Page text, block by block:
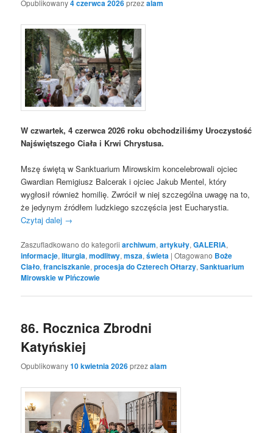
Opublikowany4 czerwca 2026przezalam
W czwartek, 4 czerwca 2026 roku obchodziliśmy Uroczystość
Najświętszego Ciała i Krwi Chrystusa.
Mszę świętą w Sanktuarium Mirowskim koncelebrowali ojciec
Gwardian Remigiusz Balcerak i ojciec Jakub Mentel, który
wygłosił również homilię. Zwrócił w niej szczególna uwagę na to,
że jedynym źródłem ludzkiego szczęścia jest Eucharystia.
Czytaj dalej →
Zaszufladkowano do kategorii archiwum,artykuły,GALERIA,
informacje,liturgia,modlitwy,msza,świeta |Otagowano Boże
Ciało,franciszkanie,procesja do Czterech Ołtarzy,Sanktuarium
Mirowskie w Pińczowie
86. Rocznica Zbrodni
Katyńskiej
Opublikowany10 kwietnia 2026przezalam